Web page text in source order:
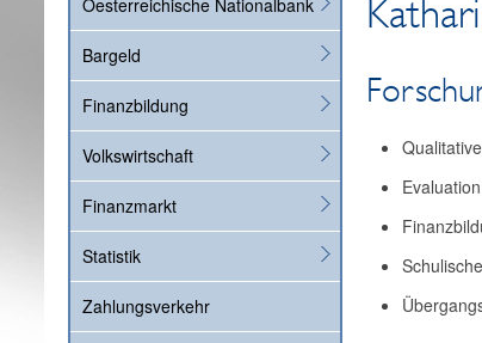
Oesterreichische Nationalbank
Bargeld
Finanzbildung
Volkswirtschaft
Finanzmarkt
Statistik
Zahlungsverkehr